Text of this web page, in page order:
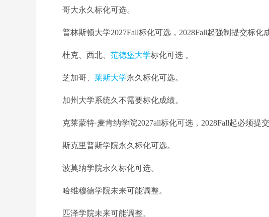
哥大永久标化可选。
普林斯顿大学2027Fall标化可选，2028Fall起强制提交标化成
杜克、西北、 范德堡大学标化可选 。
芝加哥、 莱斯大学永久标化可选。
加州大学系统久不需要标化成绩。
克莱蒙特·麦肯纳学院2027all标化可选，2028Fall起必须提交
斯克里普斯学院永久标化可选。
波莫纳学院永久标化可选。
哈维穆德学院未来可能调整。
匹泽学院未来可能调整。